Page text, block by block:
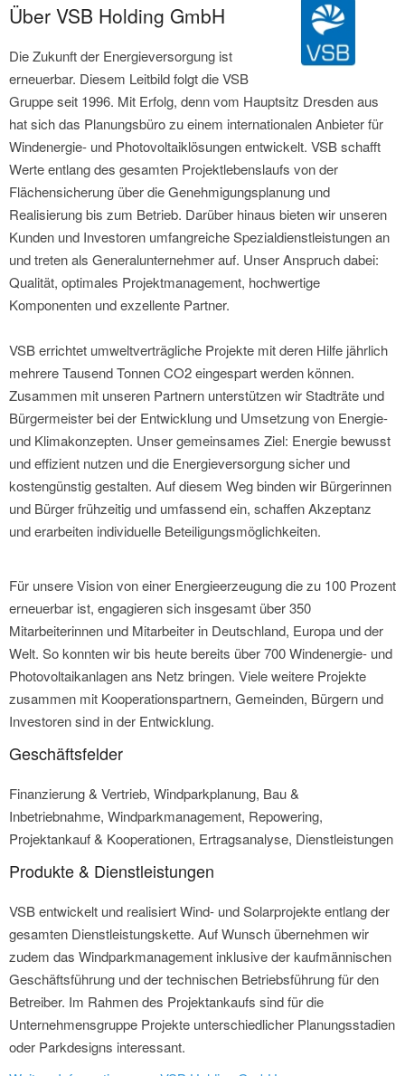
Über VSB Holding GmbH
Die Zukunft der Energieversorgung ist
erneuerbar. Diesem Leitbild folgt die VSB
Gruppe seit 1996. Mit Erfolg, denn vom Hauptsitz Dresden aus
hat sich das Planungsbüro zu einem internationalen Anbieter für
Windenergie- und Photovoltaiklösungen entwickelt. VSB schafft
Werte entlang des gesamten Projektlebenslaufs von der
Flächensicherung über die Genehmigungsplanung und
Realisierung bis zum Betrieb. Darüber hinaus bieten wir unseren
Kunden und Investoren umfangreiche Spezialdienstleistungen an
und treten als Generalunternehmer auf. Unser Anspruch dabei:
Qualität, optimales Projektmanagement, hochwertige
Komponenten und exzellente Partner.
VSB errichtet umweltverträgliche Projekte mit deren Hilfe jährlich
mehrere Tausend Tonnen CO2 eingespart werden können.
Zusammen mit unseren Partnern unterstützen wir Stadträte und
Bürgermeister bei der Entwicklung und Umsetzung von Energie-
und Klimakonzepten. Unser gemeinsames Ziel: Energie bewusst
und effizient nutzen und die Energieversorgung sicher und
kostengünstig gestalten. Auf diesem Weg binden wir Bürgerinnen
und Bürger frühzeitig und umfassend ein, schaffen Akzeptanz
und erarbeiten individuelle Beteiligungsmöglichkeiten.
Für unsere Vision von einer Energieerzeugung die zu 100 Prozent
erneuerbar ist, engagieren sich insgesamt über 350
Mitarbeiterinnen und Mitarbeiter in Deutschland, Europa und der
Welt. So konnten wir bis heute bereits über 700 Windenergie- und
Photovoltaikanlagen ans Netz bringen. Viele weitere Projekte
zusammen mit Kooperationspartnern, Gemeinden, Bürgern und
Investoren sind in der Entwicklung.
Geschäftsfelder
Finanzierung & Vertrieb, Windparkplanung, Bau &
Inbetriebnahme, Windparkmanagement, Repowering,
Projektankauf & Kooperationen, Ertragsanalyse, Dienstleistungen
Produkte & Dienstleistungen
VSB entwickelt und realisiert Wind- und Solarprojekte entlang der
gesamten Dienstleistungskette. Auf Wunsch übernehmen wir
zudem das Windparkmanagement inklusive der kaufmännischen
Geschäftsführung und der technischen Betriebsführung für den
Betreiber. Im Rahmen des Projektankaufs sind für die
Unternehmensgruppe Projekte unterschiedlicher Planungsstadien
oder Parkdesigns interessant.